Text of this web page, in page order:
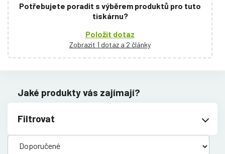
Potřebujete poradit s výběrem produktů pro tuto
tiskárnu?
Položit dotaz
Zobrazit 1 dotaz a 2 články
Jaké produkty vás zajímají?
Filtrovat